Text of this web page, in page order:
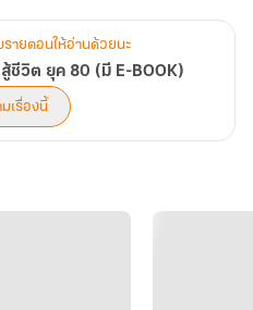
ยุค
80
(มี
E-
BOOK)
รายตอนให้อ่านด้วยนะ
ชีวิต ยุค 80 (มี E-BOOK)
เรื่องนี้